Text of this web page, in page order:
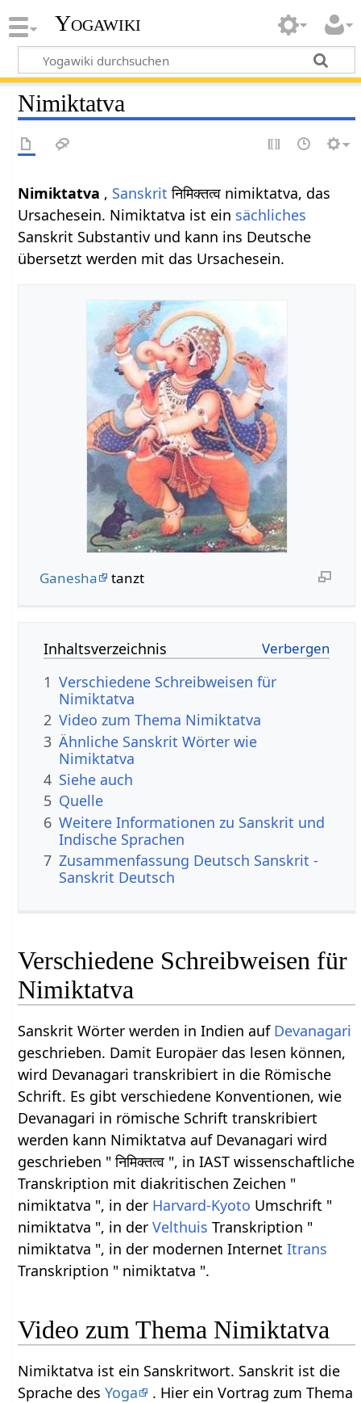
Yogawiki
Nimiktatva
Nimiktatva , Sanskrit निमिक्तत्व nimiktatva, das
Ursachesein. Nimiktatva ist ein sächliches
Sanskrit Substantiv und kann ins Deutsche
übersetzt werden mit das Ursachesein.
Ganesha tanzt
Inhaltsverzeichnis
1 Verschiedene Schreibweisen für
Nimiktatva
2 Video zum Thema Nimiktatva
3 Ähnliche Sanskrit Wörter wie
Nimiktatva
4 Siehe auch
5 Quelle
6 Weitere Informationen zu Sanskrit und
Indische Sprachen
7 Zusammenfassung Deutsch Sanskrit -
Sanskrit Deutsch
Verschiedene Schreibweisen für
Nimiktatva
Sanskrit Wörter werden in Indien auf Devanagari
geschrieben. Damit Europäer das lesen können,
wird Devanagari transkribiert in die Römische
Schrift. Es gibt verschiedene Konventionen, wie
Devanagari in römische Schrift transkribiert
werden kann Nimiktatva auf Devanagari wird
geschrieben " निमिक्तत्व ", in IAST wissenschaftliche
Transkription mit diakritischen Zeichen "
nimiktatva ", in der Harvard-Kyoto Umschrift "
nimiktatva ", in derVelthuis Transkription "
nimiktatva ", in der modernen InternetItrans
Transkription " nimiktatva ".
Video zum Thema Nimiktatva
Nimiktatva ist ein Sanskritwort. Sanskrit ist die
Sprache desYoga
. Hier ein Vortrag zum Thema